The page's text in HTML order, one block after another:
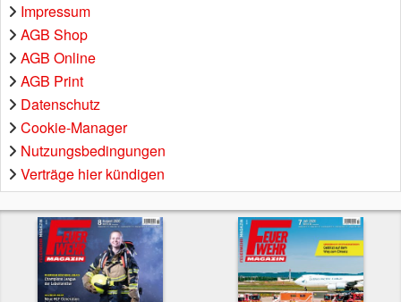
Impressum
AGB Shop
AGB Online
AGB Print
Datenschutz
Cookie-Manager
Nutzungsbedingungen
Verträge hier kündigen